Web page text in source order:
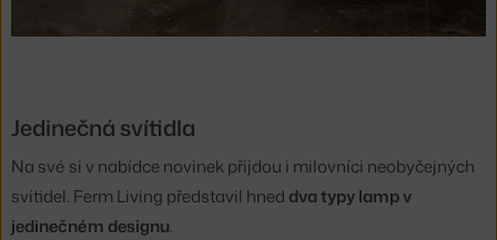
Jedinečná svítidla
Na své si v nabídce novinek přijdou i milovníci neobyčejných
svítidel. Ferm Living představil hned dva typy lamp v
jedinečném designu.